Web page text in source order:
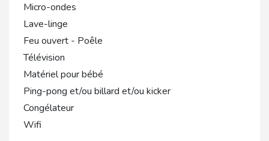
Micro-ondes
Lave-linge
Feu ouvert - Poêle
Télévision
Matériel pour bébé
Ping-pong et/ou billard et/ou kicker
Congélateur
Wifi